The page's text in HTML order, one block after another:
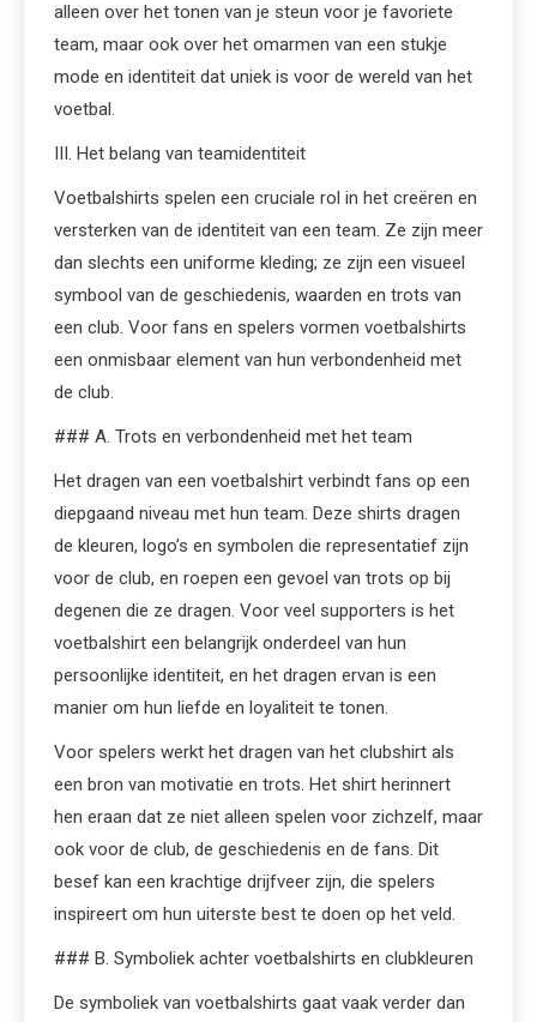
alleen over het tonen van je steun voor je favoriete
team, maar ook over het omarmen van een stukje
mode en identiteit dat uniek is voor de wereld van het
voetbal.
III. Het belang van teamidentiteit
Voetbalshirts spelen een cruciale rol in het creëren en
versterken van de identiteit van een team. Ze zijn meer
dan slechts een uniforme kleding; ze zijn een visueel
symbool van de geschiedenis, waarden en trots van
een club. Voor fans en spelers vormen voetbalshirts
een onmisbaar element van hun verbondenheid met
de club.
### A. Trots en verbondenheid met het team
Het dragen van een voetbalshirt verbindt fans op een
diepgaand niveau met hun team. Deze shirts dragen
de kleuren, logo’s en symbolen die representatief zijn
voor de club, en roepen een gevoel van trots op bij
degenen die ze dragen. Voor veel supporters is het
voetbalshirt een belangrijk onderdeel van hun
persoonlijke identiteit, en het dragen ervan is een
manier om hun liefde en loyaliteit te tonen.
Voor spelers werkt het dragen van het clubshirt als
een bron van motivatie en trots. Het shirt herinnert
hen eraan dat ze niet alleen spelen voor zichzelf, maar
ook voor de club, de geschiedenis en de fans. Dit
besef kan een krachtige drijfveer zijn, die spelers
inspireert om hun uiterste best te doen op het veld.
### B. Symboliek achter voetbalshirts en clubkleuren
De symboliek van voetbalshirts gaat vaak verder dan